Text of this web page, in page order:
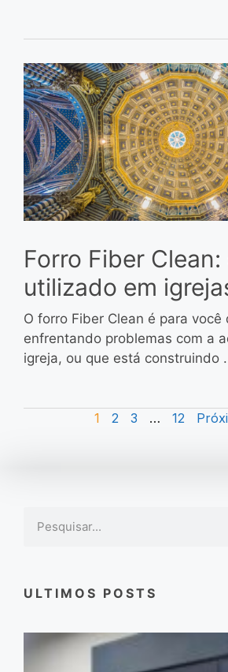
Forro Fiber Clean:
utilizado em
O forro Fiber Clean é para você
enfrentando problemas com a
igreja, ou que está construindo
1 2 3 … 12
ULTIMOS POSTS